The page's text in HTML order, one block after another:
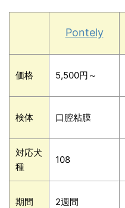
Pontely
価格 5,500円～
検体 口腔粘膜
対応犬
種
108
期間 2週間